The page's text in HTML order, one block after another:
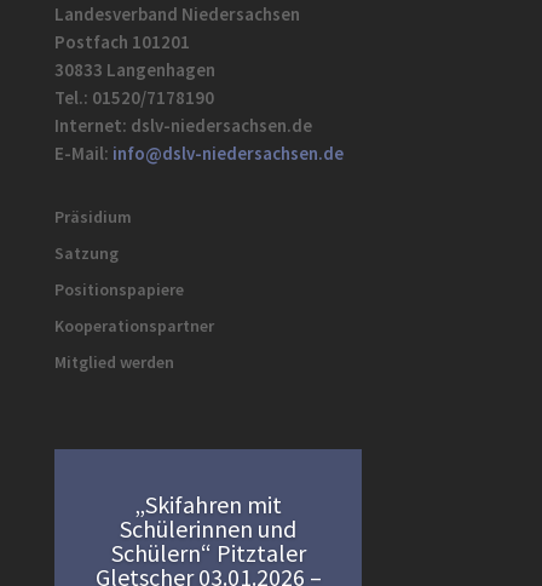
Landesverband Niedersachsen
Postfach 101201
30833 Langenhagen
Tel.: 01520/7178190
Internet: dslv-niedersachsen.de
E-Mail: info@dslv-niedersachsen.de
Präsidium
Satzung
Positionspapiere
Kooperationspartner
Mitglied werden
„Skifahren mit
Schülerinnen und
Schülern“ Pitztaler
Gletscher 03.01.2026 –